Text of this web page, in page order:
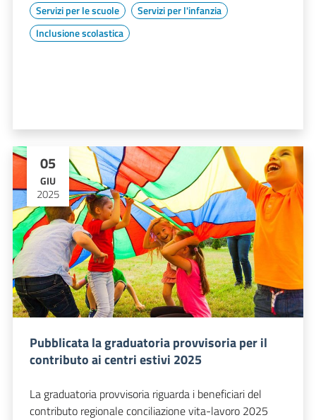
Servizi per le scuole
Servizi per l'infanzia
Inclusione scolastica
05
GIU
2025
Pubblicata la graduatoria provvisoria per il
contributo ai centri estivi 2025
La graduatoria provvisoria riguarda i beneficiari del
contributo regionale conciliazione vita-lavoro 2025